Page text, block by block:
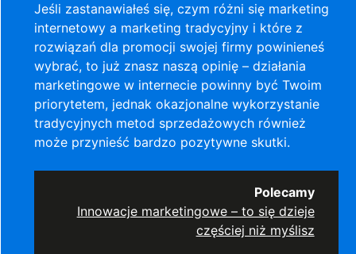
Jeśli zastanawiałeś się, czym różni się marketing
internetowy a marketing tradycyjny i które z
rozwiązań dla promocji swojej firmy powinieneś
wybrać, to już znasz naszą opinię – działania
marketingowe w internecie powinny być Twoim
priorytetem, jednak okazjonalne wykorzystanie
tradycyjnych metod sprzedażowych również
może przynieść bardzo pozytywne skutki.
Polecamy
Innowacje marketingowe – to się dzieje
częściej niż myślisz